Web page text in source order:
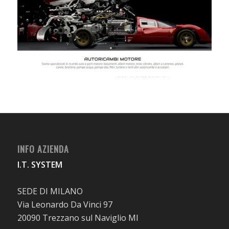
INFO AZIENDA
I.T. SYSTEM
SEDE DI MILANO
Via Leonardo Da Vinci 97
20090 Trezzano sul Naviglio MI